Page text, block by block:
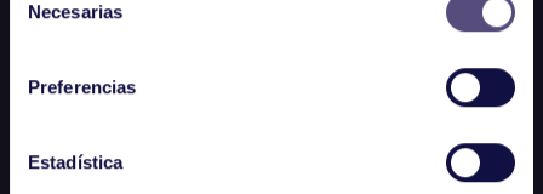
Necesarias
Preferencias
Estadística